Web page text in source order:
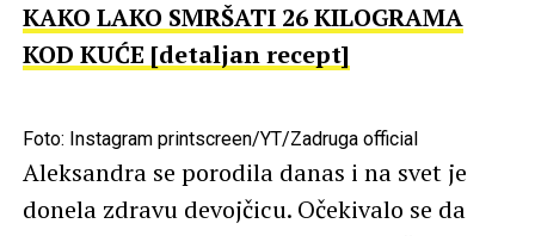
KAKO LAKO SMRŠATI 26 KILOGRAMA
KOD KUĆE [detaljan recept]
Foto: Instagram printscreen/YT/Zadruga official
Aleksandra se porodila danas i na svet je
donela zdravu devojčicu. Očekivalo se da